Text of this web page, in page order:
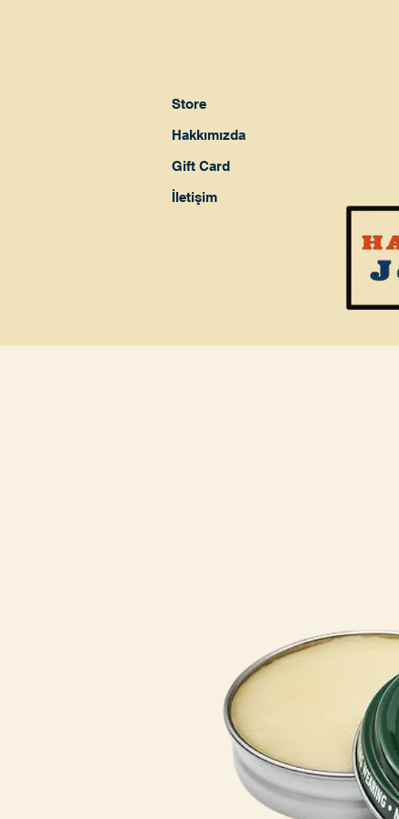
Store
Hakkımızda
Gift Card
İletişim